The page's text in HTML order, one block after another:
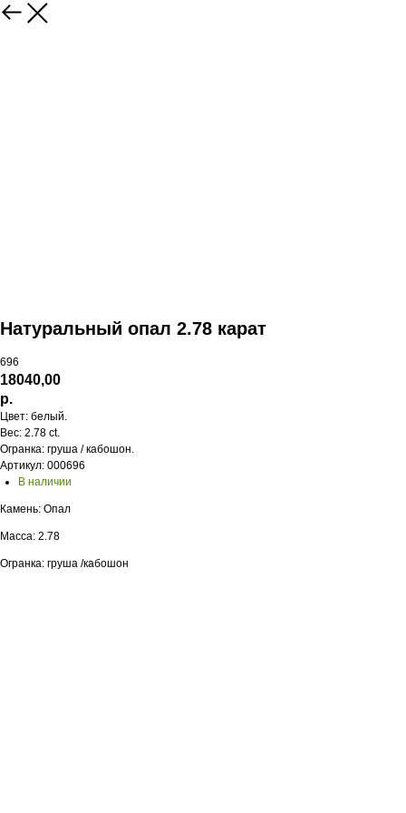
Натуральный опал 2.78 карат
696
18040,00
р.
Цвет: белый.
Вес: 2.78 ct.
Огранка: груша / кабошон.
Артикул: 000696
В наличии
Камень: Опал
Масса: 2.78
Огранка: груша /кабошон